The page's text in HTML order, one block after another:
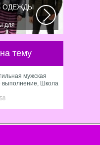
ОДЕЖДЫ
для
тему
мужская
выполнение, Школа